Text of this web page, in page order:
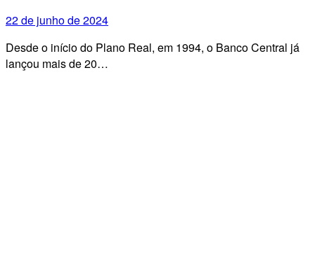
22 de junho de 2024
Desde o início do Plano Real, em 1994, o Banco Central já
lançou mais de 20…